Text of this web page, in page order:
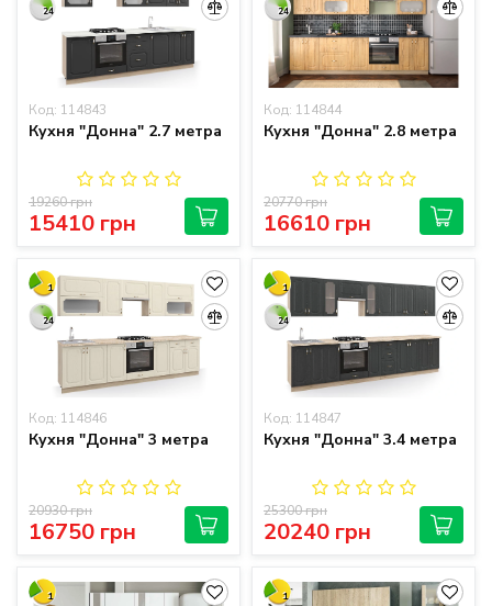
24
Код: 114843
Кухня "Донна" 2.7 метра
15410 грн
19260 грн
24
Код: 114844
Кухня "Донна" 2.8 метра
16610 грн
20770 грн
1
24
Код: 114846
Кухня "Донна" 3 метра
16750 грн
20930 грн
1
24
Код: 114847
Кухня "Донна" 3.4 метра
20240 грн
25300 грн
1 1